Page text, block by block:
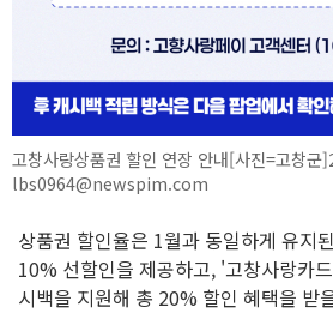
고창사랑상품권 할인 연장 안내[사진=고창
lbs0964@newspim.com
상품권 할인율은 1월과 동일하게 유지
10% 선할인을 제공하고, '고창사랑카
시백을 지원해 총 20% 할인 혜택을 받